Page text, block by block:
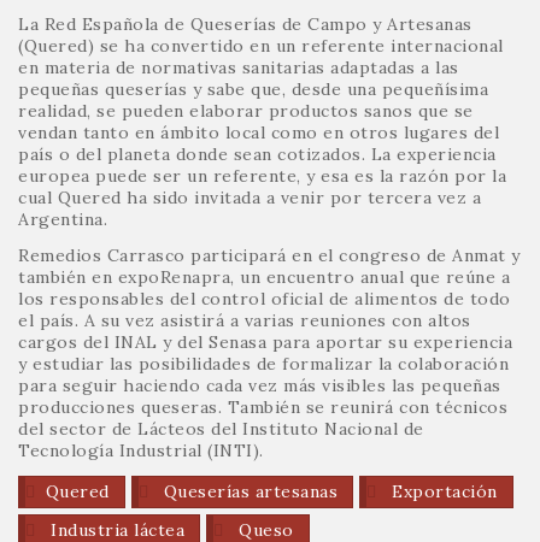
La Red Española de Queserías de Campo y Artesanas
(Quered) se ha convertido en un referente internacional
en materia de normativas sanitarias adaptadas a las
pequeñas queserías y sabe que, desde una pequeñísima
realidad, se pueden elaborar productos sanos que se
vendan tanto en ámbito local como en otros lugares del
país o del planeta donde sean cotizados. La experiencia
europea puede ser un referente, y esa es la razón por la
cual Quered ha sido invitada a venir por tercera vez a
Argentina.
Remedios Carrasco participará en el congreso de Anmat y
también en expoRenapra, un encuentro anual que reúne a
los responsables del control oficial de alimentos de todo
el país. A su vez asistirá a varias reuniones con altos
cargos del INAL y del Senasa para aportar su experiencia
y estudiar las posibilidades de formalizar la colaboración
para seguir haciendo cada vez más visibles las pequeñas
producciones queseras. También se reunirá con técnicos
del sector de Lácteos del Instituto Nacional de
Tecnología Industrial (INTI).
Quered
Queserías artesanas
Exportación
Industria láctea
Queso